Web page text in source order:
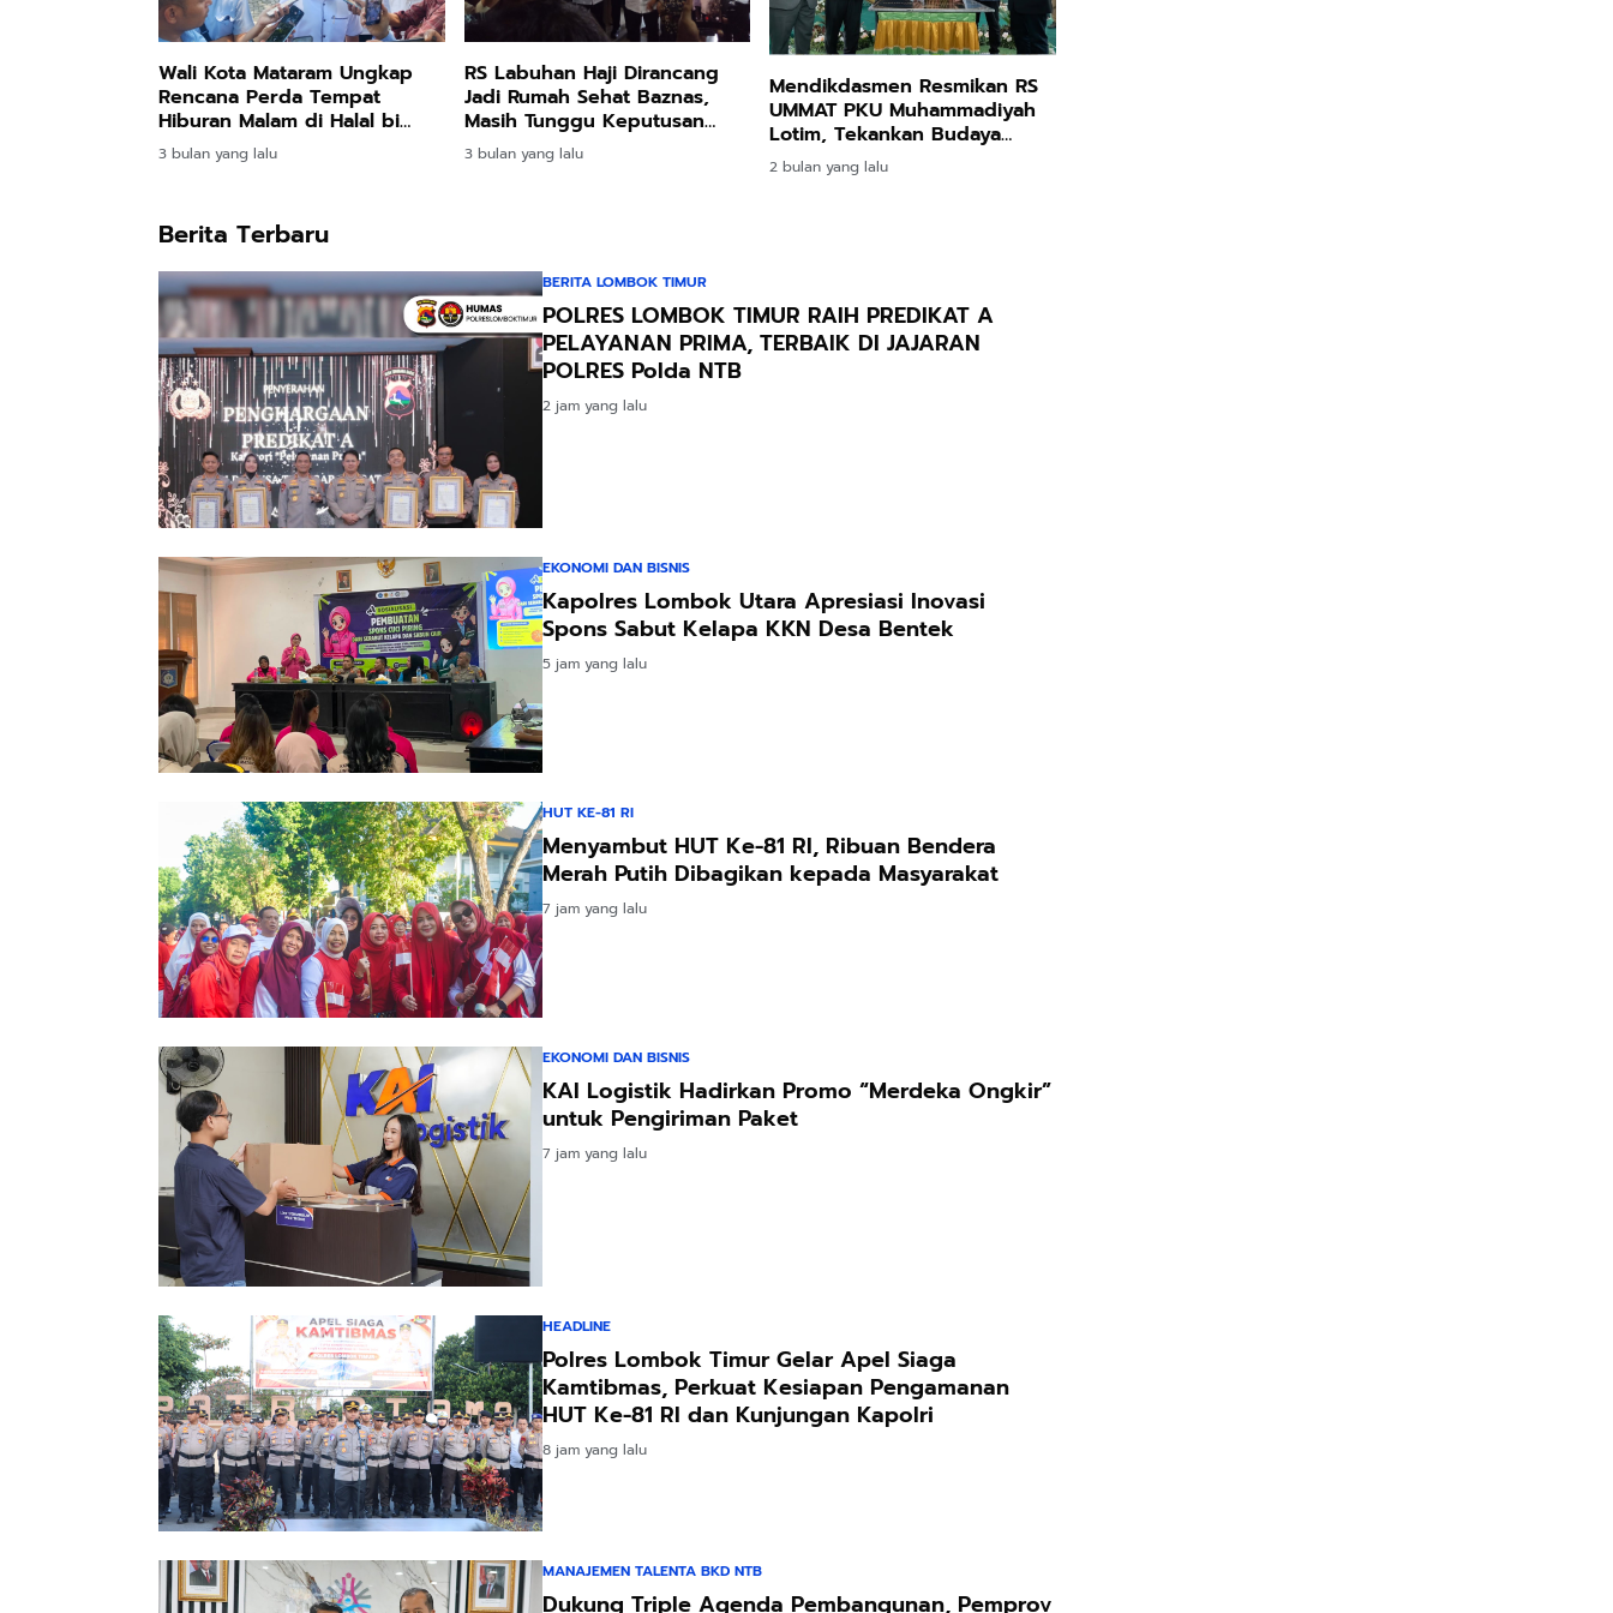
Wali Kota Mataram Ungkap
Rencana Perda Tempat
Hiburan Malam di Halal bi
Halal PWI NTB
3 bulan yang lalu
RS Labuhan Haji Dirancang
Jadi Rumah Sehat Baznas,
Masih Tunggu Keputusan
Pusat
3 bulan yang lalu
Mendikdasmen Resmikan RS
UMMAT PKU Muhammadiyah
Lotim, Tekankan Budaya
Hidup Sehat
2 bulan yang lalu
Berita Terbaru
BERITA LOMBOK TIMUR
POLRES LOMBOK TIMUR RAIH PREDIKAT A
PELAYANAN PRIMA, TERBAIK DI JAJARAN
POLRES Polda NTB
2 jam yang lalu
EKONOMI DAN BISNIS
Kapolres Lombok Utara Apresiasi Inovasi
Spons Sabut Kelapa KKN Desa Bentek
5 jam yang lalu
HUT KE-81 RI
Menyambut HUT Ke-81 RI, Ribuan Bendera
Merah Putih Dibagikan kepada Masyarakat
7 jam yang lalu
EKONOMI DAN BISNIS
KAI Logistik Hadirkan Promo “Merdeka Ongkir”
untuk Pengiriman Paket
7 jam yang lalu
HEADLINE
Polres Lombok Timur Gelar Apel Siaga
Kamtibmas, Perkuat Kesiapan Pengamanan
HUT Ke-81 RI dan Kunjungan Kapolri
8 jam yang lalu
MANAJEMEN TALENTA BKD NTB
Dukung Triple Agenda Pembangunan, Pemprov